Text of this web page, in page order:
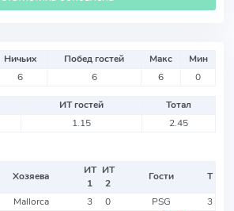
Ничьих Побед гостей Макс
Мин
6 6 6 0
ИТ гостей
Тотал
1.15 2.45
Хозяева
ИТ
1
ИТ
2
Гости Т
Mallorca 3 0 PSG 3